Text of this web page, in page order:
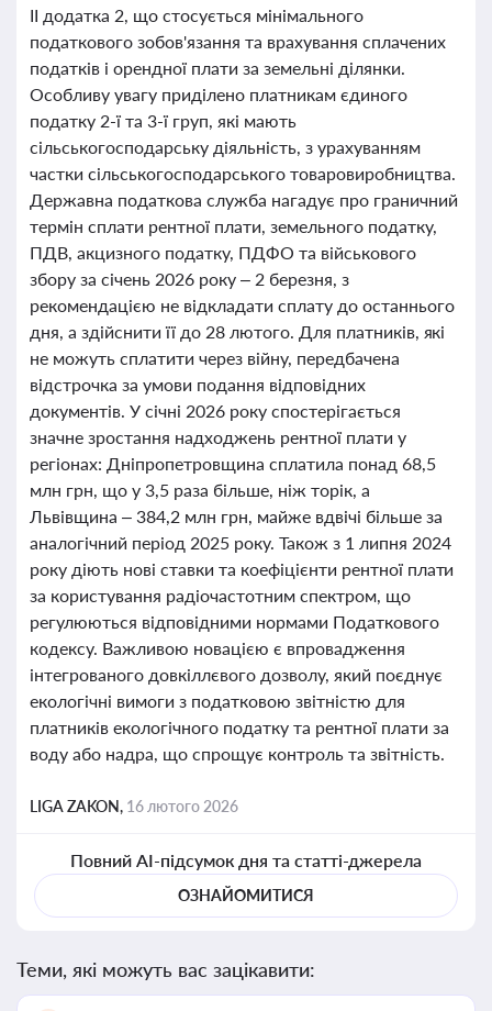
ІІ додатка 2, що стосується мінімального
податкового зобов'язання та врахування сплачених
податків і орендної плати за земельні ділянки.
Особливу увагу приділено платникам єдиного
податку 2-ї та 3-ї груп, які мають
сільськогосподарську діяльність, з урахуванням
частки сільськогосподарського товаровиробництва.
Державна податкова служба нагадує про граничний
термін сплати рентної плати, земельного податку,
ПДВ, акцизного податку, ПДФО та військового
збору за січень 2026 року – 2 березня, з
рекомендацією не відкладати сплату до останнього
дня, а здійснити її до 28 лютого. Для платників, які
не можуть сплатити через війну, передбачена
відстрочка за умови подання відповідних
документів. У січні 2026 року спостерігається
значне зростання надходжень рентної плати у
регіонах: Дніпропетровщина сплатила понад 68,5
млн грн, що у 3,5 раза більше, ніж торік, а
Львівщина – 384,2 млн грн, майже вдвічі більше за
аналогічний період 2025 року. Також з 1 липня 2024
року діють нові ставки та коефіцієнти рентної плати
за користування радіочастотним спектром, що
регулюються відповідними нормами Податкового
кодексу. Важливою новацією є впровадження
інтегрованого довкіллєвого дозволу, який поєднує
екологічні вимоги з податковою звітністю для
платників екологічного податку та рентної плати за
воду або надра, що спрощує контроль та звітність.
LIGA ZAKON, 16 лютого 2026
Повний AI-підсумок дня та статті-джерела
ОЗНАЙОМИТИСЯ
Теми, які можуть вас зацікавити: